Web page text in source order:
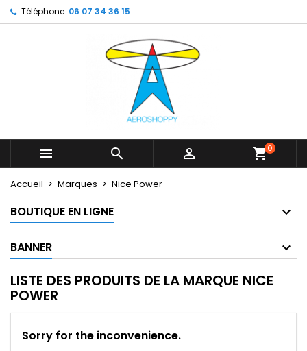
Téléphone: 06 07 34 36 15
   shopping_cart0
Accueil Marques Nice Power
BOUTIQUE EN LIGNE
BANNER
LISTE DES PRODUITS DE LA MARQUE NICE
POWER
Sorry for the inconvenience.
My wishlists ×
Create new list
((modalTitle)) ×
((confirmMessage))
((cancelText))
Créer une liste d'envies ×
Nom de la liste d'envies
Connexion ×
Vous devez être connecté pour ajouter des produits
Annuler